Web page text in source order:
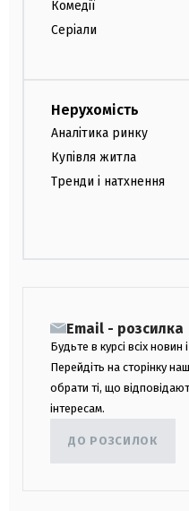
Комедії
Серіали
Нерухомість
Аналітика ринку
Купівля житла
Тренди і натхнення
Email - розсилка
Будьте в курсі всіх новин
Перейдіть на сторінку
обрати ті, що
інтересам.
ДО РОЗСИЛОК